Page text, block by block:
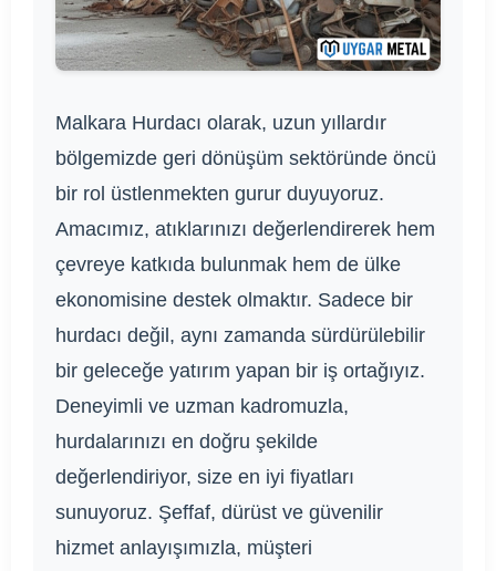
Malkara Hurdacı olarak, uzun yıllardır
bölgemizde geri dönüşüm sektöründe öncü
bir rol üstlenmekten gurur duyuyoruz.
Amacımız, atıklarınızı değerlendirerek hem
çevreye katkıda bulunmak hem de ülke
ekonomisine destek olmaktır. Sadece bir
hurdacı değil, aynı zamanda sürdürülebilir
bir geleceğe yatırım yapan bir iş ortağıyız.
Deneyimli ve uzman kadromuzla,
hurdalarınızı en doğru şekilde
değerlendiriyor, size en iyi fiyatları
sunuyoruz. Şeffaf, dürüst ve güvenilir
hizmet anlayışımızla, müşteri